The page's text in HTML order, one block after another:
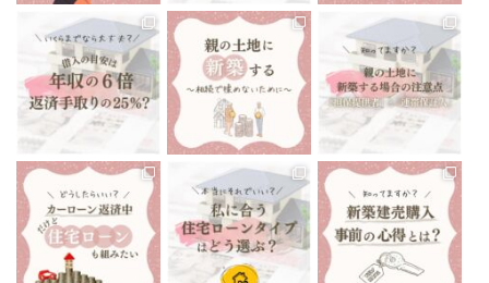
tomoe_kikuchi_lifeplan
いくらまでなら住宅ローン
を組んでも大丈夫です...
12月 6
tomoe_kikuchi_lifeplan
前回は親の土地に新築す
る場合の注意点で、
12月 3
tomoe_kikuchi_lifeplan
親御さんが所有している
土地に家を建てる...
12月 1
tomoe_kikuchi_lifeplan
私たちが住んでいる、会津
若松市は
車がないと生活出来ない
と言っても...
11月 29
tomoe_kikuchi_lifeplan
住宅ローンは当然です
が、家を建てる時に組む
もの...
11月 26
tomoe_kikuchi_lifeplan
最近の会津地域、建売住
宅がとても多いなと感じ
ます。...
11月 24